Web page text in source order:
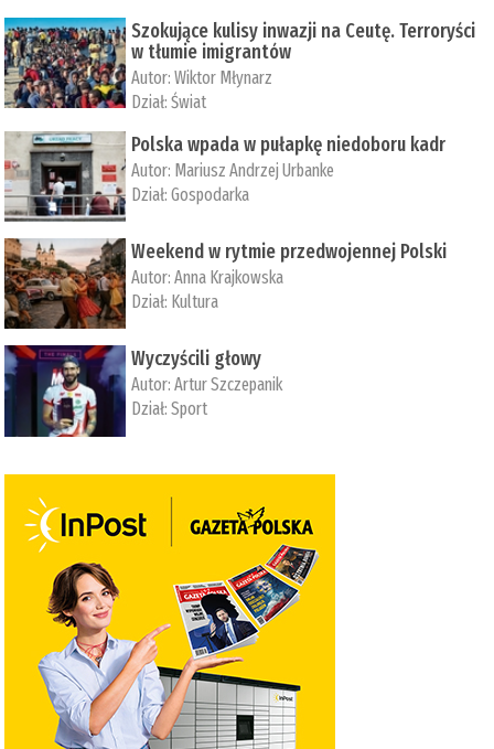
Szokujące kulisy inwazji na Ceutę. Terroryści
w tłumie imigrantów
Autor:Wiktor Młynarz
Dział:Świat
Polska wpada w pułapkę niedoboru kadr
Autor: Mariusz Andrzej Urbanke
Dział:Gospodarka
Weekend w rytmie przedwojennej Polski
Autor:Anna Krajkowska
Dział: Kultura
Wyczyścili głowy
Autor:Artur Szczepanik
Dział:Sport